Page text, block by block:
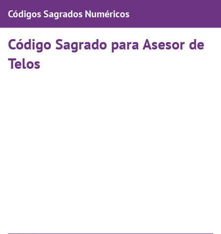
Códigos Sagrados Numéricos
Código Sagrado para Asesor de
Telos